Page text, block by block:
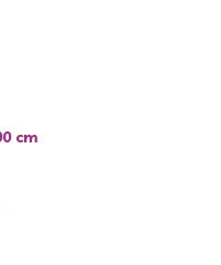
cm